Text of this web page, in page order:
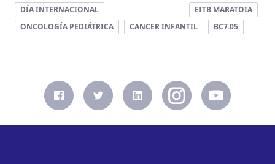
DÍA INTERNACIONAL
EITB MARATOIA
ONCOLOGÍA PEDIÁTRICA
CANCER INFANTIL BC7.05